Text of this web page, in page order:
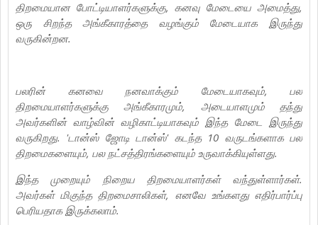
திறமையான போட்டியாளர்களுக்கு, கனவு மேடையை அமைத்து,
ஒரு சிறந்த அங்கீகாரத்தை வழங்கும் மேடையாக இருந்து
வருகின்றன.
பலரின் கனவை நனவாக்கும் மேடையாகவும், பல
திறமையாளர்களுக்கு அங்கீகாரமும், அடையாளமும் தந்து
அவர்களின் வாழ்வின் வழிகாட்டியாகவும் இந்த மேடை இருந்து
வருகிறது. 'டான்ஸ் ஜோடி டான்ஸ்' கடந்த 10 வருடங்களாக பல
திறமைகளையும், பல நட்சத்திரங்களையும் உருவாக்கியுள்ளது.
இந்த முறையும் நிறைய திறமையாளர்கள் வந்துள்ளார்கள்.
அவர்கள் மிகுந்த திறமைசாலிகள், எனவே உங்களது எதிர்பார்ப்பு
பெரியதாக இருக்கலாம்.